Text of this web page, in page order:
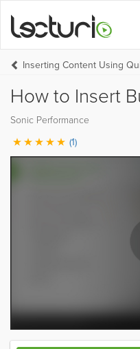
Inserting Content Using
How to Insert
Sonic Performance
(1)